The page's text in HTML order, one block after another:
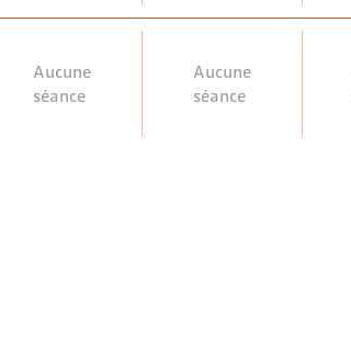
Aucune
séance
Aucune
séance